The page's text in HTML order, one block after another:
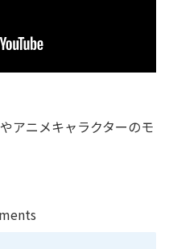
アニメキャラクターのモ